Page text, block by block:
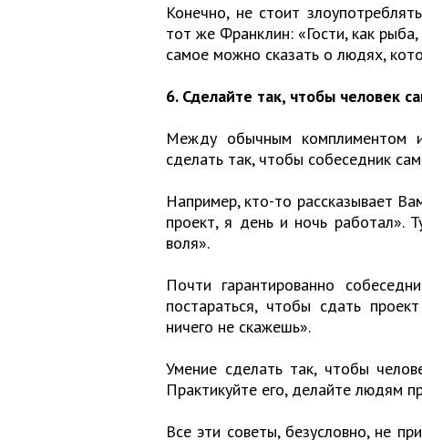
Конечно, не стоит
тот же Франклин: «Гости, как
самое можно сказать о людях,
6. Сделайте так, чтобы человек
Между обычным комплиментом
сделать так, чтобы собеседник
Например, кто-то рассказывает
проект, я день и ночь работал».
воля».
Почти гарантированно
постараться, чтобы сдать
ничего не скажешь».
Умение сделать так, чтобы
Практикуйте его, делайте людям
Все эти советы, безусловно, не